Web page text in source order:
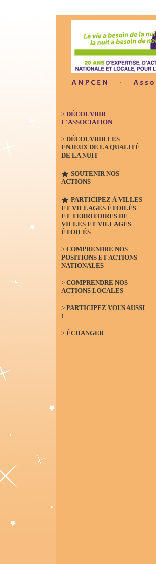
> DÉCOUVRIR
L'ASSOCIATION
> DÉCOUVRIR LES
ENJEUX DE LA QUALITÉ
DE LA NUIT
SOUTENIR NOS
ACTIONS
PARTICIPEZ À VILLES
ET VILLAGES ÉTOILÉS
ET TERRITOIRES DE
VILLES ET VILLAGES
ÉTOILÉS
> COMPRENDRE NOS
POSITIONS ET ACTIONS
NATIONALES
> COMPRENDRE NOS
ACTIONS LOCALES
> PARTICIPEZ VOUS AUSSI
!
> ÉCHANGER